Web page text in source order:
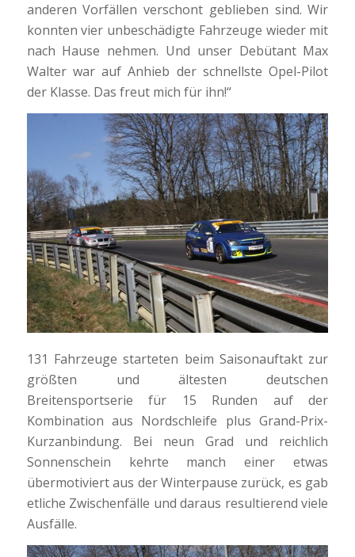
anderen Vorfällen verschont geblieben sind. Wir
konnten vier unbeschädigte Fahrzeuge wieder mit
nach Hause nehmen. Und unser Debütant Max
Walter war auf Anhieb der schnellste Opel-Pilot
der Klasse. Das freut mich für ihn!“
131 Fahrzeuge starteten beim Saisonauftakt zur
größten und ältesten deutschen
Breitensportserie für 15 Runden auf der
Kombination aus Nordschleife plus Grand-Prix-
Kurzanbindung. Bei neun Grad und reichlich
Sonnenschein kehrte manch einer etwas
übermotiviert aus der Winterpause zurück, es gab
etliche Zwischenfälle und daraus resultierend viele
Ausfälle.